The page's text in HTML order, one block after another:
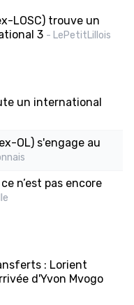
LOSC) trouve un
3 - LePetitLillois
un international
OL) s'engage au
n’est pas encore
: Lorient
d'Yvon Mvogo